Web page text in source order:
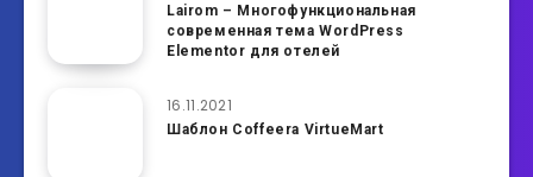
Lairom – Многофункциональная
современная тема WordPress
Elementor для отелей
16.11.2021
Шаблон Coffeera VirtueMart